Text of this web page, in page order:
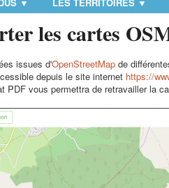
▼ ▼
les cartes
issues d'OpenStreetMap de
depuis le site internet https://
PDF vous permettra de retravailler la